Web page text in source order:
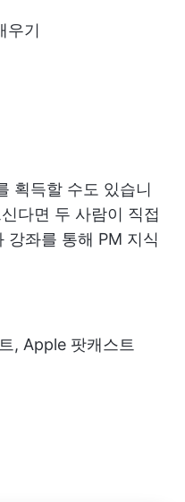
우기
획득할 수도 있습니
다면 두 사람이 직접
강좌를 통해 PM 지식
, Apple 팟캐스트